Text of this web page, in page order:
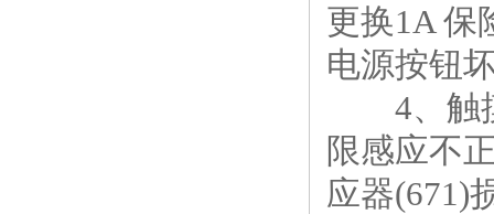
更换1A 保
电源按钮
4、触摸
限感应不
应器(671)